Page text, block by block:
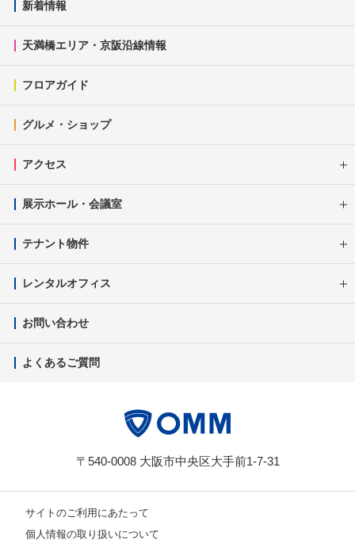
新着情報
天満橋エリア・京阪沿線情報
フロアガイド
グルメ・ショップ
アクセス
展示ホール・会議室
テナント物件
レンタルオフィス
お問い合わせ
よくあるご質問
〒540-0008 大阪市中央区大手前1-7-31
サイトのご利用にあたって
個人情報の取り扱いについて